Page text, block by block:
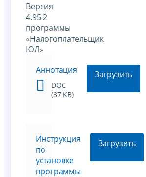
Версия
4.95.2
программы
«Налогоплательщик
ЮЛ»
Аннотация
DOC
(37 KB)
Загрузить
Инструкция
по
установке
программы
Загрузить